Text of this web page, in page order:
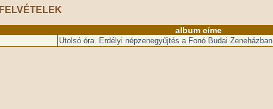
FELVÉTELEK
album címe
Utolsó óra. Erdélyi népzenegyűjtés a Fonó Budai Zeneházban